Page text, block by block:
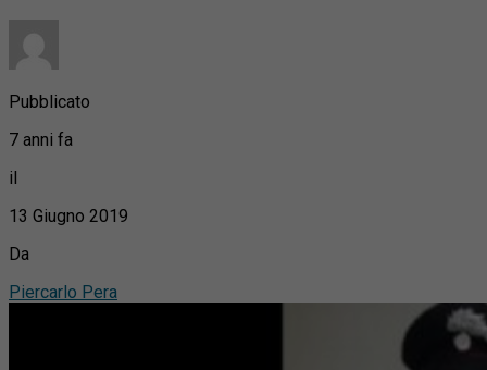
Pubblicato
7 anni fa
il
13 Giugno 2019
Da
Piercarlo Pera